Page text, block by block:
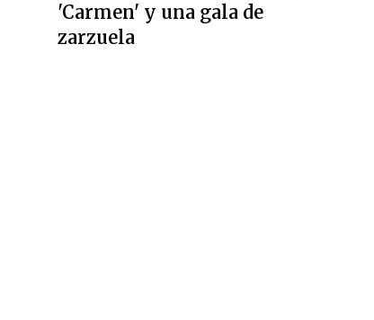
'Carmen' y una gala de
zarzuela